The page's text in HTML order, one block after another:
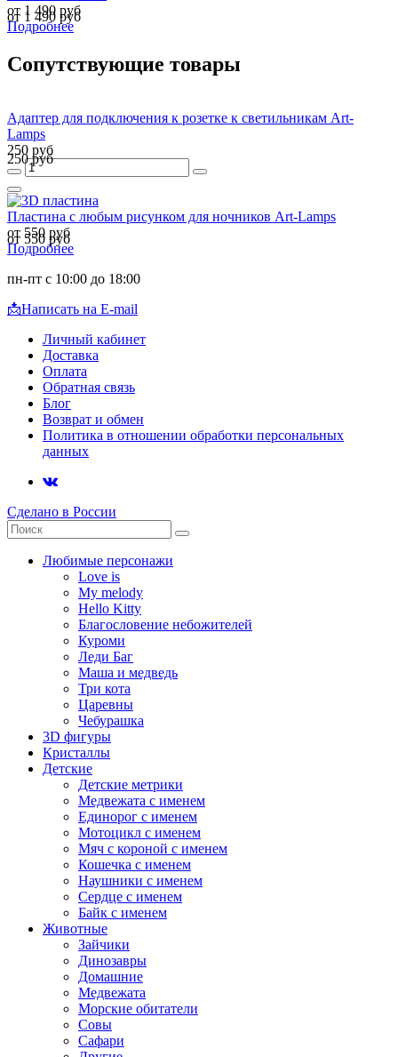
от 1 490 руб
от 1 490 руб
Подробнее
Сопутствующие товары
Адаптер для подключения к розетке к светильникам Art-
Lamps
250 руб
250 руб
Пластина с любым рисунком для ночников Art-Lamps
от 550 руб
от 550 руб
Подробнее
пн-пт с 10:00 до 18:00
📩Написать на E-mail
Личный кабинет
Доставка
Оплата
Обратная связь
Блог
Возврат и обмен
Политика в отношении обработки персональных
данных
Сделано в России
Любимые персонажи
Love is
My melody
Hello Kitty
Благословение небожителей
Куроми
Леди Баг
Маша и медведь
Три кота
Царевны
Чебурашка
3D фигуры
Кристаллы
Детские
Детские метрики
Медвежата с именем
Единорог с именем
Мотоцикл с именем
Мяч с короной с именем
Кошечка с именем
Наушники с именем
Сердце с именем
Байк с именем
Животные
Зайчики
Динозавры
Домашние
Медвежата
Морские обитатели
Совы
Сафари